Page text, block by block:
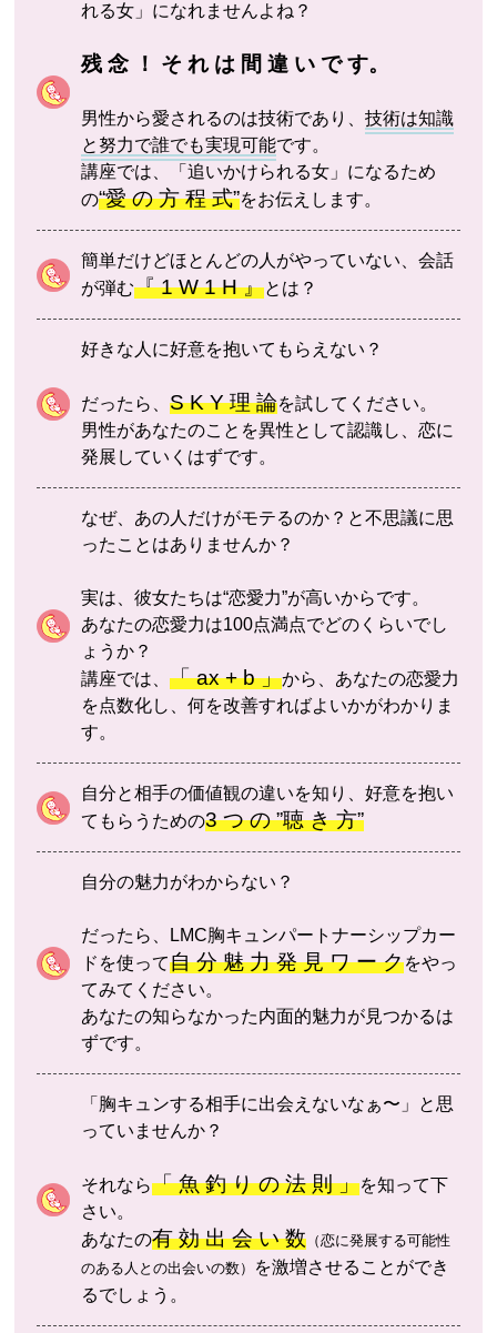
れる女」になれませんよね？
残 念 ！ そ れ は 間 違 い で す。
男性から愛されるのは技術であり、技術は知識
と努力で誰でも実現可能です。
講座では、「追いかけられる女」になるため
の“愛 の 方 程 式”をお伝えします。
簡単だけどほとんどの人がやっていない、会話
が弾む『 1 W 1 H 』とは？
好きな人に好意を抱いてもらえない？
だったら、S K Y 理 論を試してください。
男性があなたのことを異性として認識し、恋に
発展していくはずです。
なぜ、あの人だけがモテるのか？と不思議に思
ったことはありませんか？
実は、彼女たちは“恋愛力”が高いからです。
あなたの恋愛力は100点満点でどのくらいでし
ょうか？
講座では、「 ax + b 」から、あなたの恋愛力
を点数化し、何を改善すればよいかがわかりま
す。
自分と相手の価値観の違いを知り、好意を抱い
てもらうための3 つ の ”聴 き 方”
自分の魅力がわからない？
だったら、LMC胸キュンパートナーシップカー
ドを使って自 分 魅 力 発 見 ワ ー クをやっ
てみてください。
あなたの知らなかった内面的魅力が見つかるは
ずです。
「胸キュンする相手に出会えないなぁ〜」と思
っていませんか？
それなら「 魚 釣 り の 法 則 」を知って下
さい。
あなたの有 効 出 会 い 数 （恋に発展する可能性
のある人との出会いの数）
を激増させることができ
るでしょう。